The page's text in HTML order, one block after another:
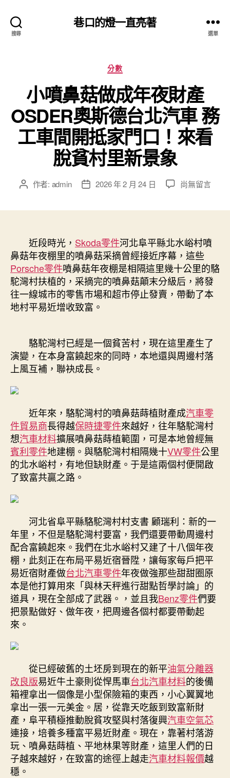
搜尋
巷口的燈一直亮著
選單
分
類
分數
小噴鼻菇做成年夜財產
OSDER奧斯德台北汽車 務
工車間開抵家門口！來看
脫貧村里新景象
文 作者: admin
文
期
2026 年 2 月 24 日
在
做
成
年
夜
財
產
德
台
北
工
車
間
開
抵
家
脫
貧
村
里
新
景
象〉
中
尚無留言
近段時光， Skoda零件河北阜平縣北水峪村噴
鼻菇年夜棚里的噴鼻菇采摘曾經接近序幕，這些
Porsche零件噴鼻菇年夜棚是相隔這里幾十公里的駱
駝灣村扶植的，采摘完的噴鼻菇顛末分級后，將發
往一線城市的零售市場和超市停止發賣，帶動了本
地村平易近增收致富。
駱駝灣村已經是一個貧苦村，現在這里產生了
演變，在本身富饒起來的同時，本地還與周邊村落
上風互補，聯袂成長。
近年來，駱駝灣村的噴鼻菇蒔植財產成汽車零
件貿易商長得越保時捷零件來越好，往年駱駝灣村
想汽車材料擴展噴鼻菇蒔植範圍，可是本地曾經無
賓利零件地建棚。與駱駝灣村相隔幾十VW零件公里
的北水峪村，有地但缺財產。于是這兩個村便開啟
了致富共贏之路。
河北省阜平縣駱駝灣村村支書 顧瑞利：新的一
年里，不但是駱駝灣村要富，我們還要帶動周邊村
配合富饒起來。我們在北水峪村又建了十八個年夜
棚，此刻正在布局平易近宿晉陞，讓每家每戶把平
易近宿財產做台北汽車零件年夜做強那些甜甜圈原
本是他打算用來「與林天秤進行甜點哲學討論」的
道具，現在全部成了武器。，並且我Benz零件們要
把景點做好、做年夜，把周邊各個村都要帶動起
來。
從已經破舊的土坯房到現在的新平油氣分離器
改良版易近牛土豪則從悍馬車台北汽車材料的後備
箱裡拿出一個像是小型保險箱的東西，小心翼翼地
拿出一張一元美金。居，從靠天吃飯到致富新財
產，阜平積極推動脫貧攻堅與村落復興汽車空氣芯
連接，培養多種富平易近財產。現在，靠著村落游
玩、噴鼻菇蒔植、平地林果等財產，這里人們的日
子越來越好，在致富的途徑上越走汽車材料報價越
穩。